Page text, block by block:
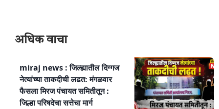
अधिक वाचा
miraj news : जिल्ह्यातील दिग्गज
नेत्यांच्या ताकदीची लढत: मंगळवार
फैसला मिरज पंचायत समितीतून :
जिल्हा परिषदेचा सत्तेचा मार्ग